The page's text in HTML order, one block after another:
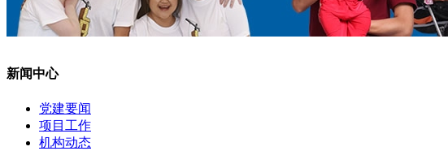
新闻中心
党建要闻
项目工作
机构动态